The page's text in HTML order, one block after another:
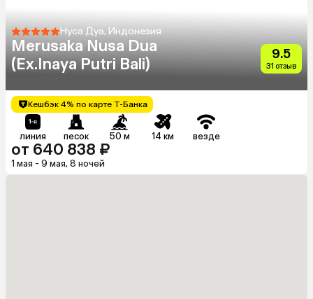
Нуса Дуа, Индонезия
Merusaka Nusa Dua
(Ex.Inaya Putri Bali)
9.5
31 отзыв
Кешбэк 4% по карте Т-Банка
линия песок 50 м 14 км везде
от 640 838 ₽
1 мая - 9 мая, 8 ночей